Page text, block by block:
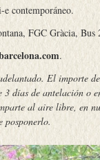
contemporáneo.
FGC Gràcia,
.
El importe
días de antelación o
al aire libre, en
posponerlo.